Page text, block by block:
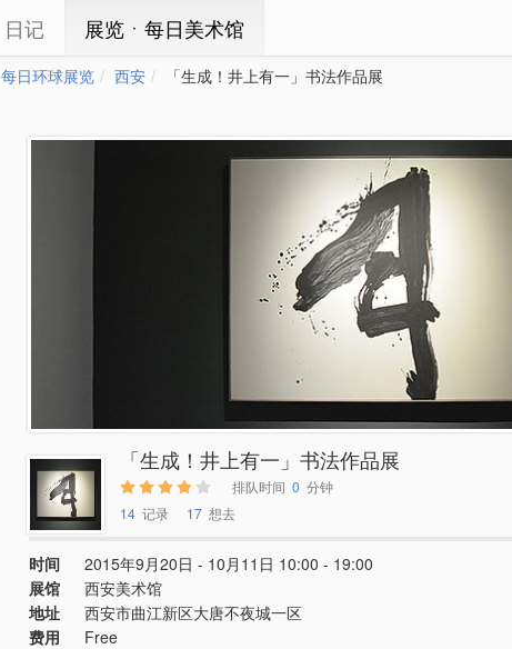
日记 展览ㆍ每日美术馆
每日环球展览 西安 「生成！井上有一」书法作品展
「生成！井上有一」书法作品展
排队时间 0 分钟
14 记录 17 想去
时间
2015年9月20日 - 10月11日 10:00 - 19:00
展馆
西安美术馆
地址
西安市曲江新区大唐不夜城一区
费用
Free